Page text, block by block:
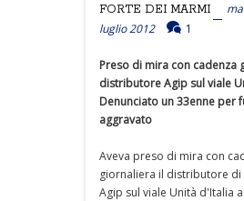
FORTE DEI MARMI
luglio 2012
1
Preso di mira con cadenza
distributore Agip sul viale
Denunciato un 33enne per
aggravato
Aveva preso di mira con
giornaliera il distributore di
Agip sul viale Unità d'Italia